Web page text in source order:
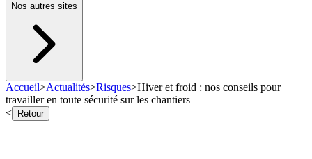
Nos autres sites
Accueil>Actualités>Risques>Hiver et froid : nos conseils pour
travailler en toute sécurité sur les chantiers
<
Retour